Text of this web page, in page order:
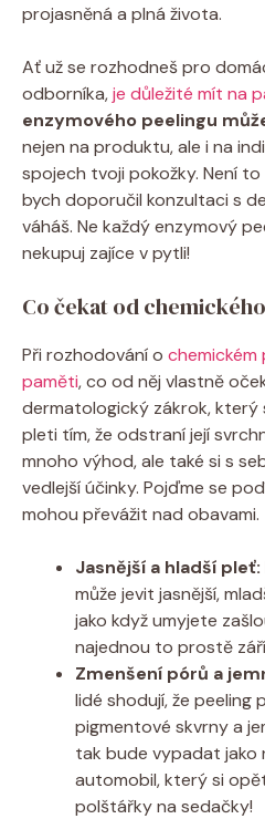
projasněná a plná života.
Ať už se rozhodneš pro
odborníka,je důležité mít na
enzymového peelingu
nejen na produktu, ale i na
spojech tvoji pokožky. Není
bych doporučil konzultaci s
váháš. Ne každý enzymový
nekupuj zajíce v pytli!
Co čekat od
Při rozhodování o chemickém
paměti, co od něj vlastně
dermatologický zákrok, který
pleti tím, že odstraní její
mnoho výhod, ale také si s
vedlejší účinky. Pojďme se
mohou převážit nad obavami.
Jasnější a hladší pleť:
může jevit jasnější,
jako když umyjete
najednou to prostě
Zmenšení pórů a
lidé shodují, že peeling
pigmentové skvrny a
tak bude vypadat jako
automobil, který si
polštářky na sedačky!